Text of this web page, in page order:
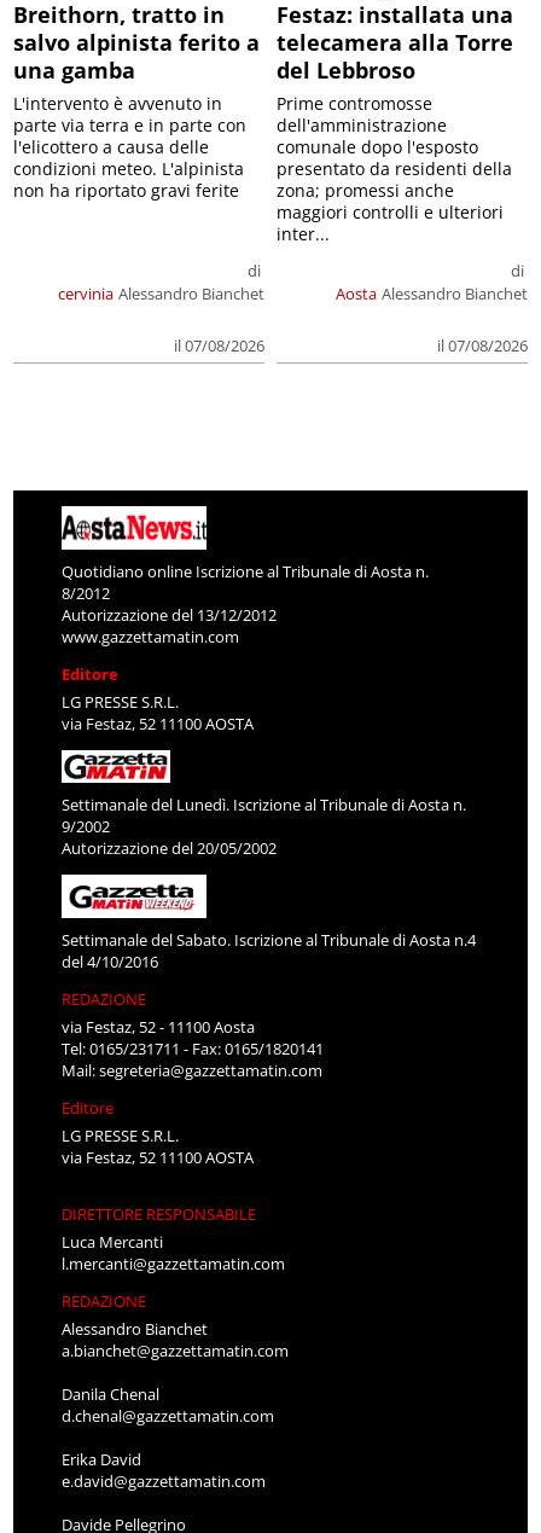
Breithorn, tratto in
salvo alpinista ferito a
una gamba
cervinia
di
Alessandro Bianchet
il 07/08/2026
L'intervento è avvenuto in
parte via terra e in parte con
l'elicottero a causa delle
condizioni meteo. L'alpinista
non ha riportato gravi ferite
Festaz: installata una
telecamera alla Torre
del Lebbroso
Aosta
di
Alessandro Bianchet
il 07/08/2026
Prime contromosse
dell'amministrazione
comunale dopo l'esposto
presentato da residenti della
zona; promessi anche
maggiori controlli e ulteriori
inter...
Quotidiano online Iscrizione al Tribunale di Aosta n.
8/2012
Autorizzazione del 13/12/2012
www.gazzettamatin.com
Editore
LG PRESSE S.R.L.
via Festaz, 52 11100 AOSTA
Settimanale del Lunedì. Iscrizione al Tribunale di Aosta n.
9/2002
Autorizzazione del 20/05/2002
Settimanale del Sabato. Iscrizione al Tribunale di Aosta n.4
del 4/10/2016
REDAZIONE
via Festaz, 52 - 11100 Aosta
Tel: 0165/231711 - Fax: 0165/1820141
Mail:segreteria@gazzettamatin.com
Editore
LG PRESSE S.R.L.
via Festaz, 52 11100 AOSTA
DIRETTORE RESPONSABILE
Luca Mercanti
l.mercanti@gazzettamatin.com
REDAZIONE
Alessandro Bianchet
a.bianchet@gazzettamatin.com
Danila Chenal
d.chenal@gazzettamatin.com
Erika David
e.david@gazzettamatin.com
Davide Pellegrino